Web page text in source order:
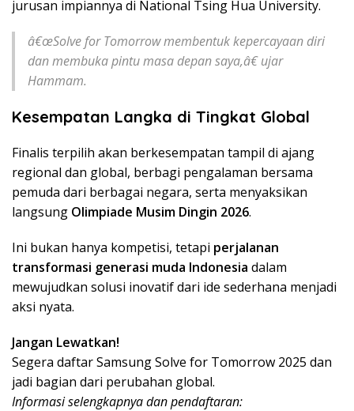
jurusan impiannya di National Tsing Hua University.
â€œSolve for Tomorrow membentuk kepercayaan diri
dan membuka pintu masa depan saya,â€ ujar
Hammam.
Kesempatan Langka di Tingkat Global
Finalis terpilih akan berkesempatan tampil di ajang
regional dan global, berbagi pengalaman bersama
pemuda dari berbagai negara, serta menyaksikan
langsung Olimpiade Musim Dingin 2026.
Ini bukan hanya kompetisi, tetapi perjalanan
transformasi generasi muda Indonesia dalam
mewujudkan solusi inovatif dari ide sederhana menjadi
aksi nyata.
Jangan Lewatkan!
Segera daftar Samsung Solve for Tomorrow 2025 dan
jadi bagian dari perubahan global.
Informasi selengkapnya dan pendaftaran: